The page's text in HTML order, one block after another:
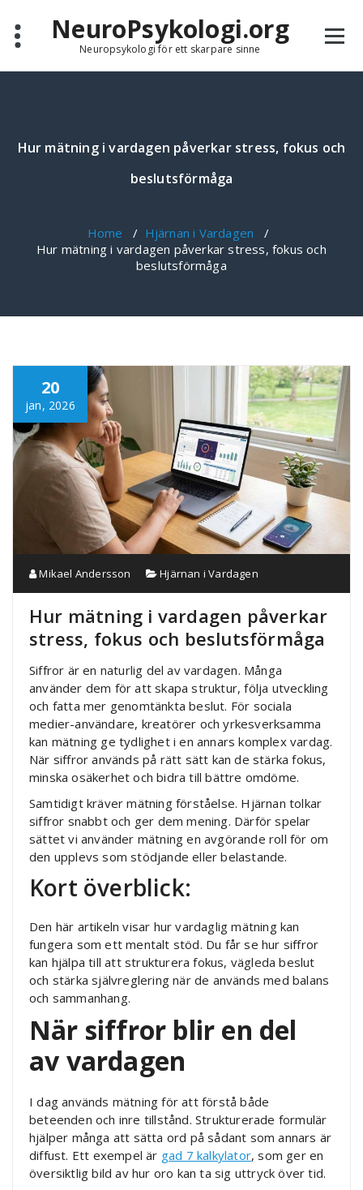
content
NeuroPsykologi.org
Neuropsykologi för ett skarpare sinne
Hur mätning i vardagen påverkar stress, fokus och
beslutsförmåga
Home / Hjärnan i Vardagen /
Hur mätning i vardagen påverkar stress, fokus och
beslutsförmåga
20
jan, 2026
Mikael Andersson Hjärnan i Vardagen
Hur mätning i vardagen påverkar
stress, fokus och beslutsförmåga
Siffror är en naturlig del av vardagen. Många
använder dem för att skapa struktur, följa utveckling
och fatta mer genomtänkta beslut. För sociala
medier-användare, kreatörer och yrkesverksamma
kan mätning ge tydlighet i en annars komplex vardag.
När siffror används på rätt sätt kan de stärka fokus,
minska osäkerhet och bidra till bättre omdöme.
Samtidigt kräver mätning förståelse. Hjärnan tolkar
siffror snabbt och ger dem mening. Därför spelar
sättet vi använder mätning en avgörande roll för om
den upplevs som stödjande eller belastande.
Kort överblick:
Den här artikeln visar hur vardaglig mätning kan
fungera som ett mentalt stöd. Du får se hur siffror
kan hjälpa till att strukturera fokus, vägleda beslut
och stärka självreglering när de används med balans
och sammanhang.
När siffror blir en del
av vardagen
I dag används mätning för att förstå både
beteenden och inre tillstånd. Strukturerade formulär
hjälper många att sätta ord på sådant som annars är
diffust. Ett exempel är gad 7 kalkylator, som ger en
översiktlig bild av hur oro kan ta sig uttryck över tid.